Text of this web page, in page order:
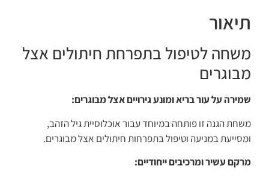
תיאור
משחה לטיפול בתפרחת חיתולים אצל
מבוגרים
שמירה על עור בריא ומונע גירויים אצל מבוגרים:
משחת הגנה זו פותחה במיוחד עבור אוכלוסיית גיל הזהב,
ומסייעת במניעה וטיפול בתפרחות חיתולים אצל מבוגרים.
מרקם עשיר ומרכיבים ייחודיים: